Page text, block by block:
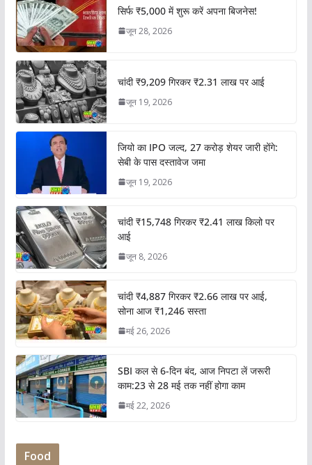
सिर्फ ₹5,000 में शुरू करें अपना बिजनेस!
जून 28, 2026
चांदी ₹9,209 गिरकर ₹2.31 लाख पर आई
जून 19, 2026
जियो का IPO जल्द, 27 करोड़ शेयर जारी होंगे:
सेबी के पास दस्तावेज जमा
जून 19, 2026
चांदी ₹15,748 गिरकर ₹2.41 लाख किलो पर
आई
जून 8, 2026
चांदी ₹4,887 गिरकर ₹2.66 लाख पर आई,
सोना आज ₹1,246 सस्ता
मई 26, 2026
SBI कल से 6-दिन बंद, आज निपटा लें जरूरी
काम:23 से 28 मई तक नहीं होगा काम
मई 22, 2026
Food